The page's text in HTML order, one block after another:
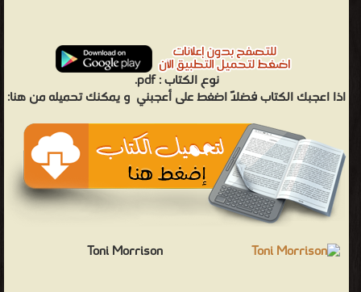
نوع الكتاب :pdf.
اذا اعجبك الكتاب فضلاً اضغط على أعجبني و يمكنك تحميله من هنا:
Toni Morrison